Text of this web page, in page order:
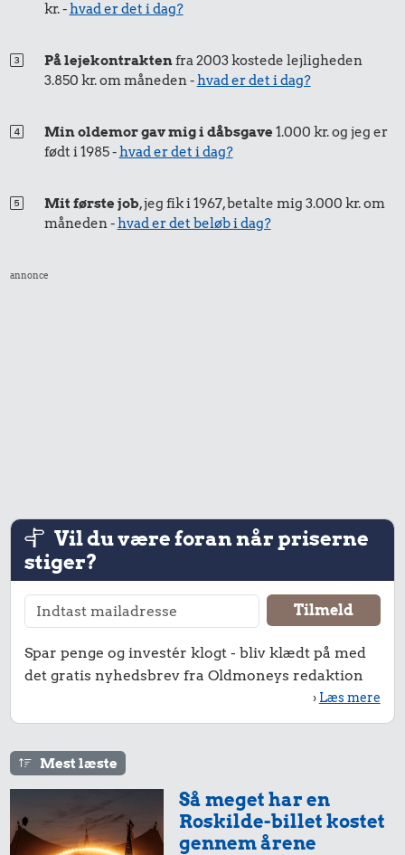
Samlet pris i 2026
Udvalgte varer fra danskernes indkøbskurv gennem tiderne.
Priser i nutidskroner er estimeret af Oldmoney. Priser i
kr. -hvad er det i dag?
På lejekontraktenfra 2003 kostede lejligheden
3.850 kr. om måneden -hvad er det i dag?
Min oldemor gav mig i dåbsgave1.000 kr. og jeg er
født i 1985 -hvad er det i dag?
Mit første job, jeg fik i 1967, betalte mig 3.000 kr. om
måneden -hvad er det beløb i dag?
annonce
Vil du være foran når priserne
stiger?
Spar penge og investér klogt - bliv klædt på med
det gratis nyhedsbrev fra Oldmoneys redaktion
› Læs mere
Mest læste
Så meget har en
Roskilde-billet kostet
gennem årene